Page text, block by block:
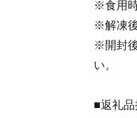
※食用
※解凍
※開封
い。
■返礼